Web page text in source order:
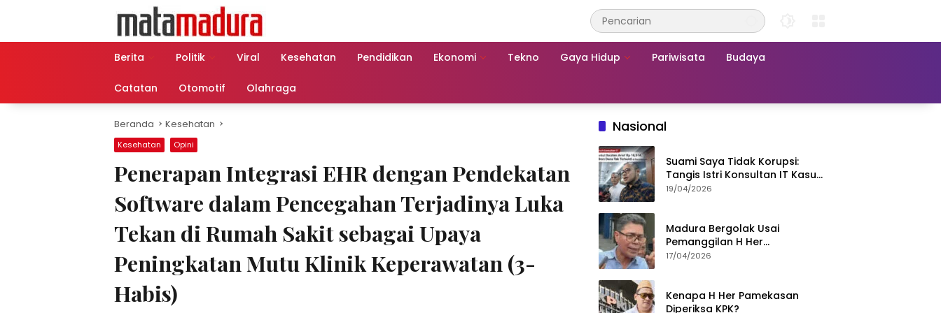
Berita
Politik Viral Kesehatan Pendidikan Ekonomi Tekno Gaya Hidup Pariwisata Budaya
Catatan Otomotif Olahraga
Beranda Kesehatan
Kesehatan Opini
Penerapan Integrasi EHR dengan Pendekatan
Software dalam Pencegahan Terjadinya Luka
Tekan di Rumah Sakit sebagai Upaya
Peningkatan Mutu Klinik Keperawatan (3-
Habis)
Nasional
Suami Saya Tidak Korupsi:
Tangis Istri Konsultan IT Kasus
Nadiem Dituntut 22,5 Tahun
19/04/2026
Madura Bergolak Usai
Pemanggilan H Her
Pamekasan, Faizal Assegaf
17/04/2026
Kenapa H Her Pamekasan
Diperiksa KPK?